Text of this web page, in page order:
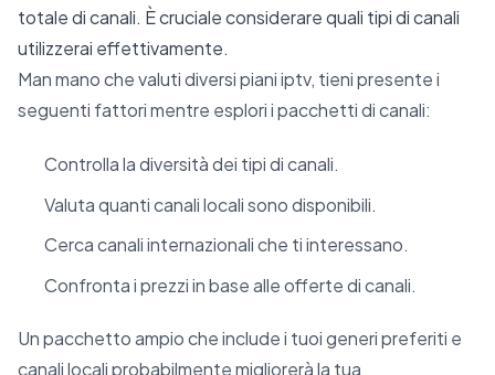
totale di canali. È cruciale considerare quali tipi di canali
utilizzerai effettivamente.
Man mano che valuti diversi piani iptv, tieni presente i
seguenti fattori mentre esplori i pacchetti di canali:
Controlla la diversità dei tipi di canali.
Valuta quanti canali locali sono disponibili.
Cerca canali internazionali che ti interessano.
Confronta i prezzi in base alle offerte di canali.
Un pacchetto ampio che include i tuoi generi preferiti e
canali locali probabilmente migliorerà la tua